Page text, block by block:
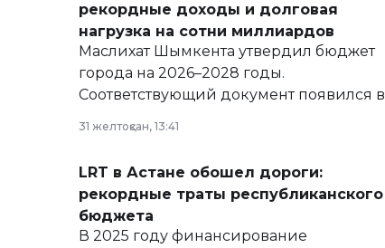
рекордные доходы и долговая
нагрузка на сотни миллиардов
Маслихат Шымкента утвердил бюджет
города на 2026–2028 годы.
Соответствующий документ появился в
сайте маслихат города.
31 желтоқсан, 13:41
LRT в Астане обошел дороги:
рекордные траты республиканского
бюджета
В 2025 году финансирование